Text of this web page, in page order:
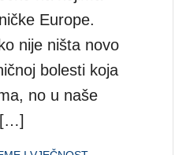
Europe.
nije ništa novo
bolesti koja
no u naše
[…]